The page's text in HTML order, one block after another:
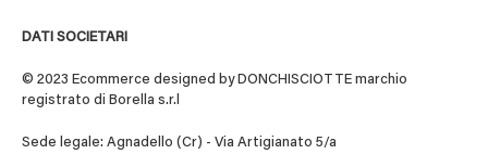
DATI SOCIETARI
© 2023 Ecommerce designed by DONCHISCIOTTE marchio
registrato di Borella s.r.l
Sede legale: Agnadello (Cr) - Via Artigianato 5/a